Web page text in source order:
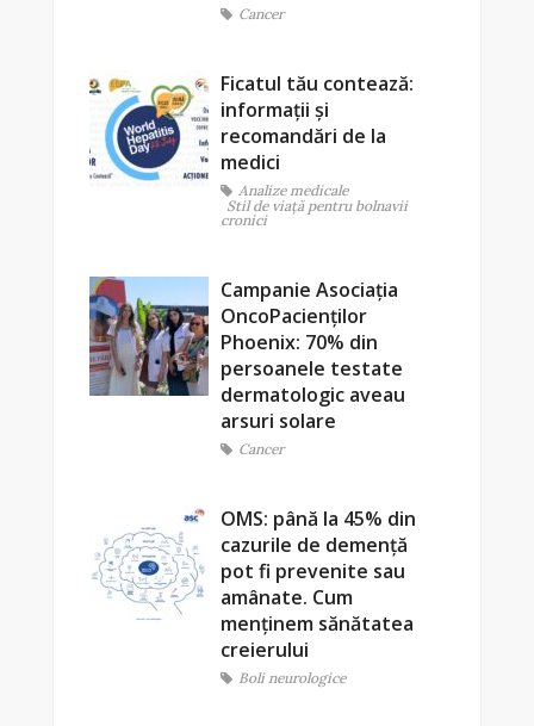
Cancer
Ficatul tău contează:
informații și
recomandări de la
medici
Analize medicale
Stil de viaţă pentru bolnavii
cronici
Campanie Asociația
OncoPacienților
Phoenix: 70% din
persoanele testate
dermatologic aveau
arsuri solare
Cancer
OMS: până la 45% din
cazurile de demență
pot fi prevenite sau
amânate. Cum
menținem sănătatea
creierului
Boli neurologice